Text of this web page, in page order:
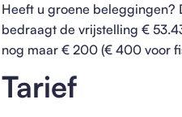
Heeft u groene beleggingen?
bedraagt de vrijstelling €
nog maar € 200 (€ 400 voor
Tarief